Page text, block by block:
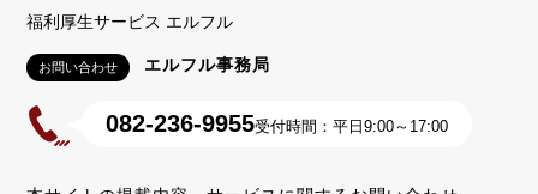
福利厚生サービス エルフル
お問い合わせ エルフル事務局
082-236-9955受付時間：平日9:00～17:00